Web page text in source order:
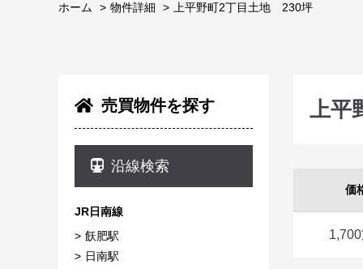
ホーム 物件詳細 上平野町2丁目土地 230坪
売買物件を探す
沿線検索
JR日南線
飫肥駅
日南駅
上平
価
1,700